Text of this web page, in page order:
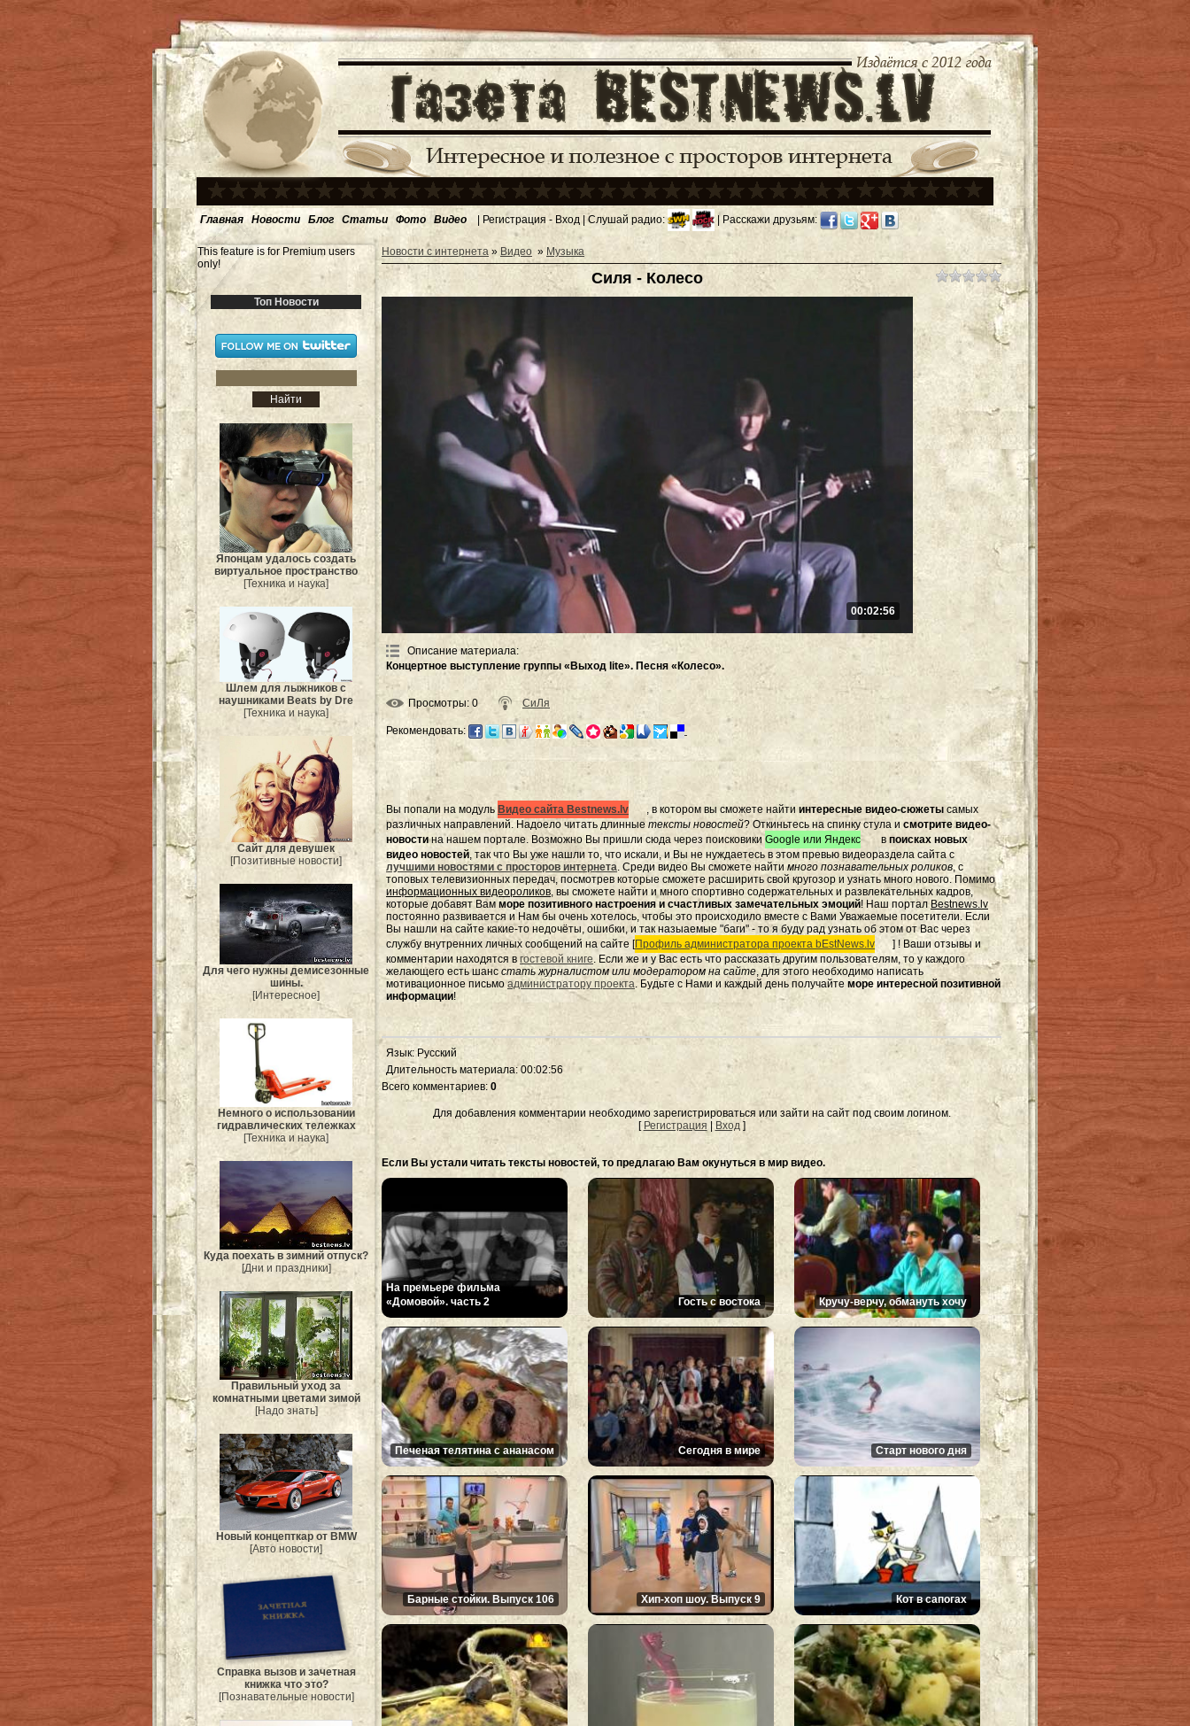
Главная Новости Блог Статьи Фото Видео | Регистрация - Вход | Слушай радио: | Расскажи друзьям:
This feature is for Premium users
only!
Топ Новости
Японцам удалось создать
виртуальное пространство
[Техника и наука]
Шлем для лыжников с
наушниками Beats by Dre
[Техника и наука]
Сайт для девушек
[Позитивные новости]
Для чего нужны демисезонные
шины.
[Интересное]
Немного о использовании
гидравлических тележках
[Техника и наука]
Куда поехать в зимний отпуск?
[Дни и праздники]
Правильный уход за
комнатными цветами зимой
[Надо знать]
Новый концепткар от BMW
[Авто новости]
Справка вызов и зачетная
книжка что это?
[Познавательные новости]
Новости с интернета » Видео » Музыка
Силя - Колесо
00:02:56
Описание материала:
Концертное выступление группы «Выход lite». Песня «Колесо».
Просмотры: 0 СиЛя
Рекомендовать:
Вы попали на модуль Видео сайта Bestnews.lv , в котором вы сможете найти интересные видео-сюжеты самых
различных направлений. Надоело читать длинные тексты новостей? Откиньтесь на спинку стула и смотрите видео-
новостина нашем портале. Возможно Вы пришли сюда через поисковики Google или Яндекс в поисках новых
видео новостей, так что Вы уже нашли то, что искали, и Вы не нуждаетесь в этом превью видеораздела сайта с
лучшими новостями с просторов интернета. Среди видео Вы сможете найти много познавательных роликов, с
топовых телевизионных передач, посмотрев которые сможете расширить свой кругозор и узнать много нового. Помимо
информационных видеороликов, вы сможете найти и много спортивно содержательных и развлекательных кадров,
которые добавят Вам море позитивного настроения и счастливых замечательных эмоций! Наш портал Bestnews.lv
постоянно развивается и Нам бы очень хотелось, чтобы это происходило вместе с Вами Уважаемые посетители. Если
Вы нашли на сайте какие-то недочёты, ошибки, и так назыаемые "баги" - то я буду рад узнать об этом от Вас через
службу внутренних личных сообщений на сайте [Профиль администратора проекта bEstNews.lv
] ! Ваши отзывы и
комментарии находятся в гостевой книге. Если же и у Вас есть что рассказать другим пользователям, то у каждого
желающего есть шанс стать журналистом или модератором на сайте, для этого необходимо написать
мотивационное письмоадминистратору проекта. Будьте с Нами и каждый день получайте море интересной позитивной
информации!
Язык: Русский
Длительность материала: 00:02:56
Всего комментариев: 0
Для добавления комментарии необходимо зарегистрироваться или зайти на сайт под своим логином.
[ Регистрация Вход]
Если Вы устали читать тексты новостей, то предлагаю Вам окунуться в мир видео.
На премьере фильма
«Домовой». часть 2
Гость с востока Кручу-верчу, обмануть хочу
Печеная телятина с ананасом Сегодня в мире Старт нового дня
Барные стойки. Выпуск 106 Хип-хоп шоу. Выпуск 9 Кот в сапогах